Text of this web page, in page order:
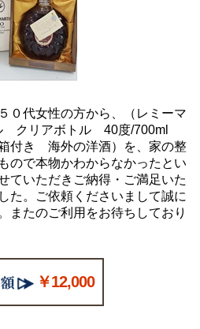
０代女性の方から、（レミーマ
クリアボトル 40度/700ml
付き 海外の洋酒）を、家の整
ので本物かわからなかったとい
ていただきご納得・ご満足いた
た。ご依頼くださいまして誠に
またのご利用をお待ちしており
￥12,000